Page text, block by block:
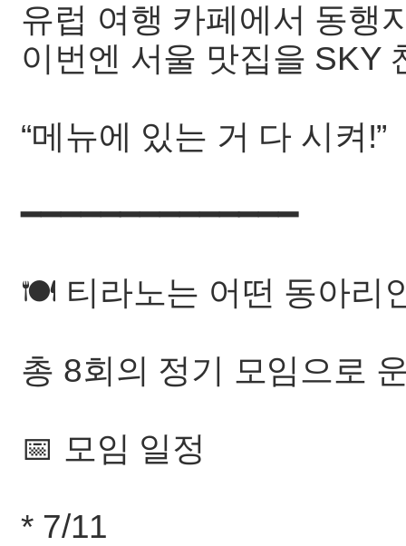
유럽 여행 카페에서 동행
이번엔 서울 맛집을 SKY
“메뉴에 있는 거 다 시켜!”
━━━━━━━━━━━━━━
🍽 티라노는 어떤 동아리
총 8회의 정기 모임으로
📅 모임 일정
* 7/11